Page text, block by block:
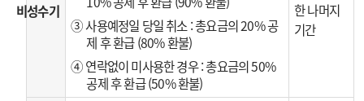
비성수기
③ 사용예정일 당일 취소 : 총요금의 20% 공
제 후 환급 (80% 환불)
④ 연락없이 미사용한 경우 : 총요금의 50%
공제 후 환급 (50% 환불)
한 나머지
기간